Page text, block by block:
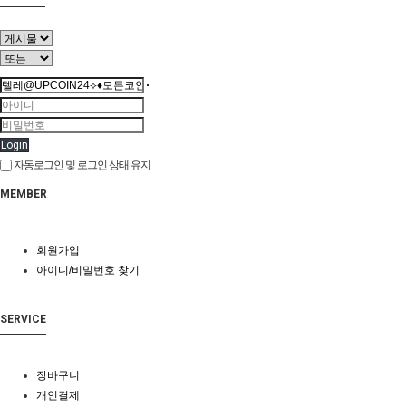
Login
자동로그인 및 로그인 상태 유지
MEMBER
회원가입
아이디/비밀번호 찾기
SERVICE
장바구니
개인결제